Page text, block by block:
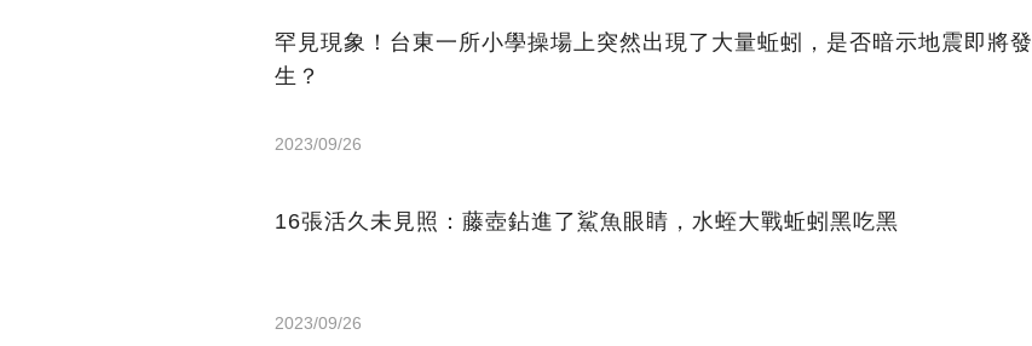
罕見現象！台東一所小學操場上突然出現了大量蚯蚓，是否暗示地震即將發
生？
2023/09/26
16張活久未見照：藤壺鉆進了鯊魚眼睛，水蛭大戰蚯蚓黑吃黑
2023/09/26